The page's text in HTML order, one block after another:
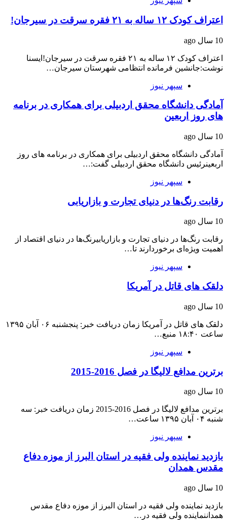
اعتراف کودک ۱۲ ساله به ۲۱ فقره سرقت در سیرجان!
10 سال ago
اعتراف کودک ۱۲ ساله به ۲۱ فقره سرقت در سیرجان!ایسنا
نوشت:جانشین فرمانده انتظامی شهرستان سیرجان…
سپهر نیوز
آمادگی دانشگاه محقق اردبیلی برای همکاری در برنامه
های روز اربعین
10 سال ago
آمادگی دانشگاه محقق اردبیلی برای همکاری در برنامه های روز
اربعینرئیس دانشگاه محقق اردبیلی گفت:…
سپهر نیوز
رقابت رنگ‌ها در دنیای تجارت و بازاریابی
10 سال ago
رقابت رنگ‌ها در دنیای تجارت و بازاریابیرنگ‌ها در دنیای اقتصاد از
اهمیت ویژه‌ای برخوردارند تا…
سپهر نیوز
دلقک های قاتل در آمریکا
10 سال ago
دلقک های قاتل در آمریکا زمان دریافت خبر: پنجشنبه ۰۶ آبان ۱۳۹۵
ساعت ۱۸:۴۰ منبع…
سپهر نیوز
برترین مدافع لالیگا در فصل 2016-2015
10 سال ago
برترین مدافع لالیگا در فصل 2016-2015 زمان دریافت خبر: سه
شنبه ۰۴ آبان ۱۳۹۵ ساعت…
سپهر نیوز
بازدید نماینده ولی فقیه در استان البرز از موزه دفاع
مقدس همدان
10 سال ago
بازدید نماینده ولی فقیه در استان البرز از موزه دفاع مقدس
همداننماینده ولی فقیه در…